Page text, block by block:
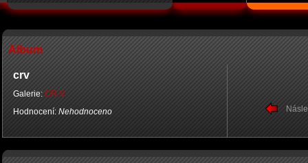
Album
crv
Galerie: CR-V
Hodnocení: Nehodnoceno